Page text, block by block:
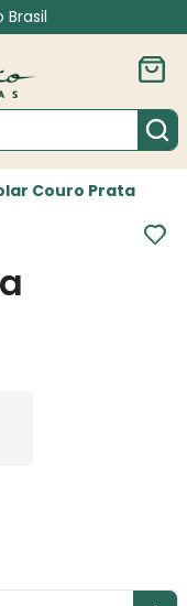
Couro Prata